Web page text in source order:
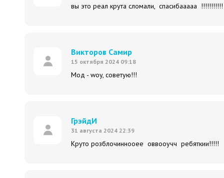
вы это реал крута сломали, спасибааааа
Викторов Самир
15 октября 2024 09:18
Мод - woy, советую!!!
ГрэйдИ
31 августа 2024 22:39
Круто розблочиннооее оввооучч